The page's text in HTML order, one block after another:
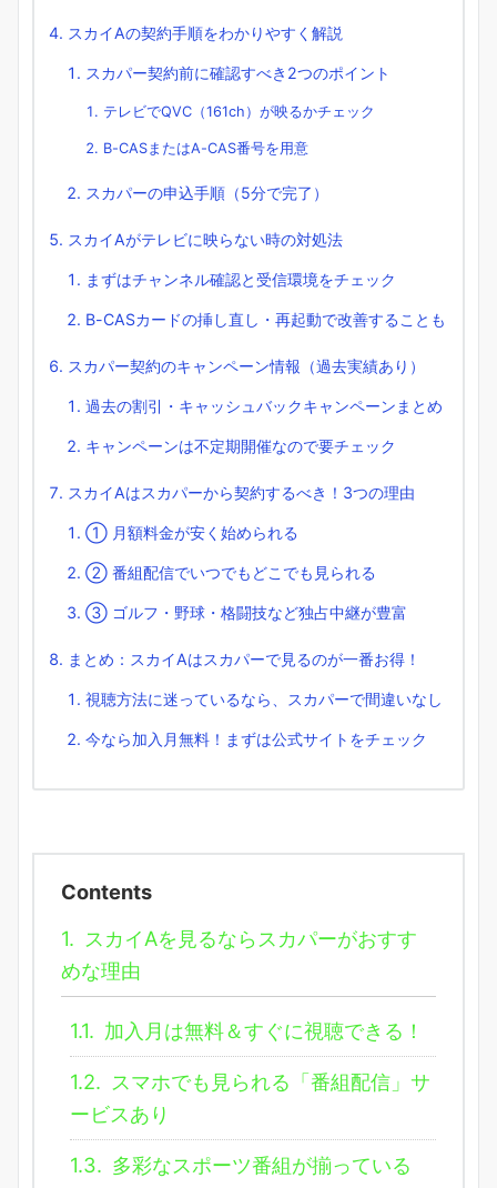
スカイAの契約手順をわかりやすく解説
スカパー契約前に確認すべき2つのポイント
テレビでQVC（161ch）が映るかチェック
B-CASまたはA-CAS番号を用意
スカパーの申込手順（5分で完了）
スカイAがテレビに映らない時の対処法
まずはチャンネル確認と受信環境をチェック
B-CASカードの挿し直し・再起動で改善することも
スカパー契約のキャンペーン情報（過去実績あり）
過去の割引・キャッシュバックキャンペーンまとめ
キャンペーンは不定期開催なので要チェック
スカイAはスカパーから契約するべき！3つの理由
① 月額料金が安く始められる
② 番組配信でいつでもどこでも見られる
③ ゴルフ・野球・格闘技など独占中継が豊富
まとめ：スカイAはスカパーで見るのが一番お得！
視聴方法に迷っているなら、スカパーで間違いなし
今なら加入月無料！まずは公式サイトをチェック
Contents
1. スカイAを見るならスカパーがおすす
めな理由
1.1. 加入月は無料＆すぐに視聴できる！
1.2. スマホでも見られる「番組配信」サ
ービスあり
1.3. 多彩なスポーツ番組が揃っている